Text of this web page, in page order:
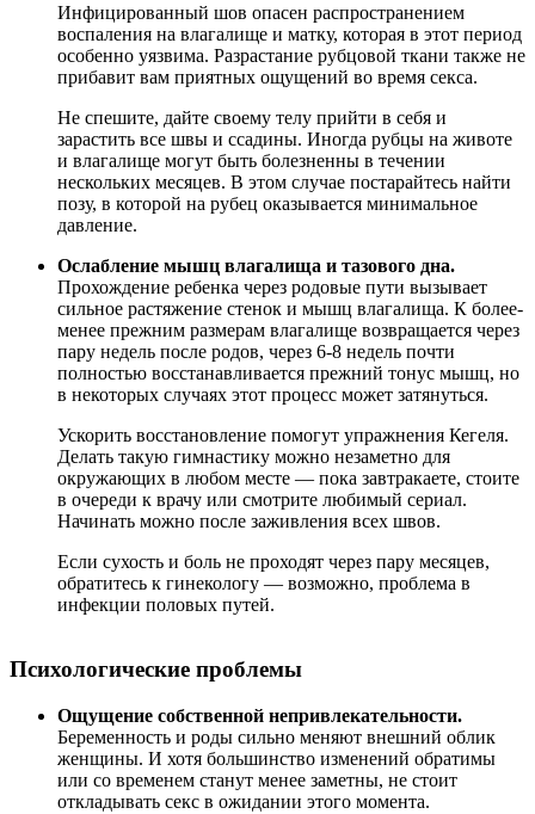
Инфицированный шов опасен распространением
воспаления на влагалище и матку, которая в этот период
особенно уязвима. Разрастание рубцовой ткани также не
прибавит вам приятных ощущений во время секса.
Не спешите, дайте своему телу прийти в себя и
зарастить все швы и ссадины. Иногда рубцы на животе
и влагалище могут быть болезненны в течении
нескольких месяцев. В этом случае постарайтесь найти
позу, в которой на рубец оказывается минимальное
давление.
Ослабление мышц влагалища и тазового дна.
Прохождение ребенка через родовые пути вызывает
сильное растяжение стенок и мышц влагалища. К более-
менее прежним размерам влагалище возвращается через
пару недель после родов, через 6-8 недель почти
полностью восстанавливается прежний тонус мышц, но
в некоторых случаях этот процесс может затянуться.
Ускорить восстановление помогут упражнения Кегеля.
Делать такую гимнастику можно незаметно для
окружающих в любом месте — пока завтракаете, стоите
в очереди к врачу или смотрите любимый сериал.
Начинать можно после заживления всех швов.
Если сухость и боль не проходят через пару месяцев,
обратитесь к гинекологу — возможно, проблема в
инфекции половых путей.
Психологические проблемы
Ощущение собственной непривлекательности.
Беременность и роды сильно меняют внешний облик
женщины. И хотя большинство изменений обратимы
или со временем станут менее заметны, не стоит
откладывать секс в ожидании этого момента.